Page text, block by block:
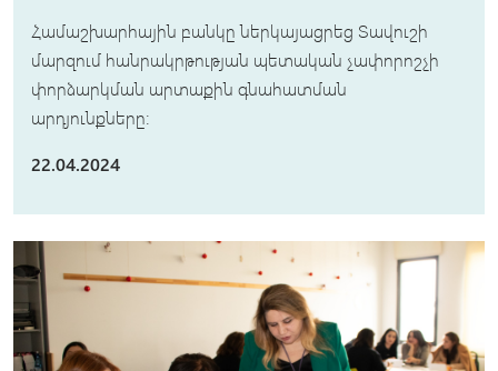
Համաշխարհային բանկը ներկայացրեց Տավուշի
մարզում հանրակրթության պետական չափորոշչի
փորձարկման արտաքին գնահատման
արդյունքները։
22.04.2024